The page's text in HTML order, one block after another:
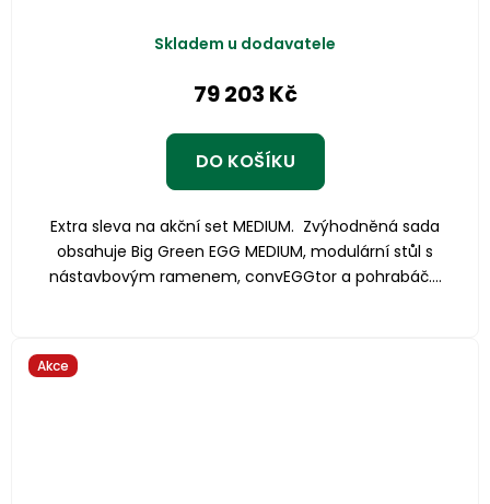
Skladem u dodavatele
79 203 Kč
DO KOŠÍKU
Extra sleva na akční set MEDIUM. Zvýhodněná sada
obsahuje Big Green EGG MEDIUM, modulární stůl s
nástavbovým ramenem, convEGGtor a pohrabáč....
Akce